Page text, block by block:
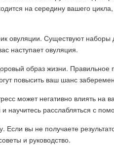
на середину вашего
овуляции. Существуют
наступает овуляция.
образ жизни. Правильное
повысить ваш шанс
может негативно влиять на
и научитесь расслабляться с
Если вы не получаете
и руководство.